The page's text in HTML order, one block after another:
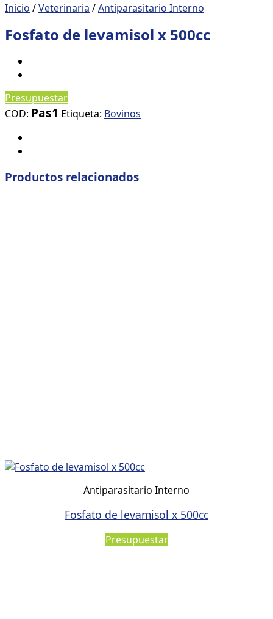
Inicio /Veterinaria /Antiparasitario Interno
Fosfato de levamisol x 500cc
Presupuestar
COD: Pas1 Etiqueta: Bovinos
Productos relacionados
Antiparasitario Interno
Fosfato de levamisol x 500cc
Presupuestar